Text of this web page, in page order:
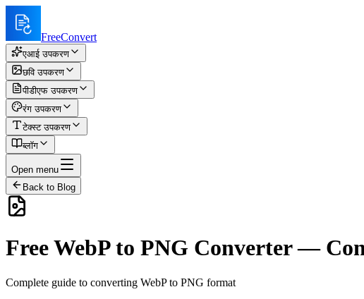
FreeConvert
एआई उपकरण
छवि उपकरण
पीडीएफ उपकरण
रंग उपकरण
टेक्स्ट उपकरण
ब्लॉग
Open menu
Back to Blog
Free WebP to PNG Converter —
Complete guide to converting WebP to PNG format